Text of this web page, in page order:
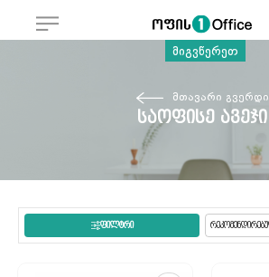
მიგვწერეთ
მთავარი გვერდი
საოფისე ავეჯი
ᲤᲘᲚᲢᲠᲘ